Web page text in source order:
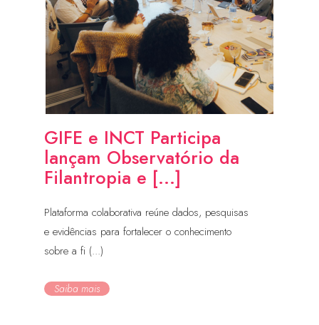
GIFE e INCT Participa
lançam Observatório da
Filantropia e [...]
Plataforma colaborativa reúne dados, pesquisas
e evidências para fortalecer o conhecimento
sobre a fi (...)
Saiba mais